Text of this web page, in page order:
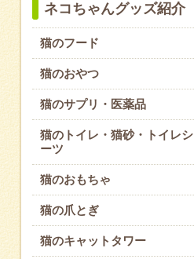
ネコちゃんグッズ紹介
猫のフード
猫のおやつ
猫のサプリ・医薬品
猫のトイレ・猫砂・トイレシ
ーツ
猫のおもちゃ
猫の爪とぎ
猫のキャットタワー